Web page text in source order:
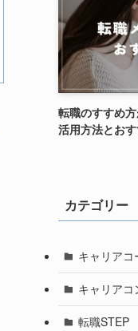
転職のすすめ
活用方法とお
カテゴリー
キャリアコ
キャリアコ
転職STEP